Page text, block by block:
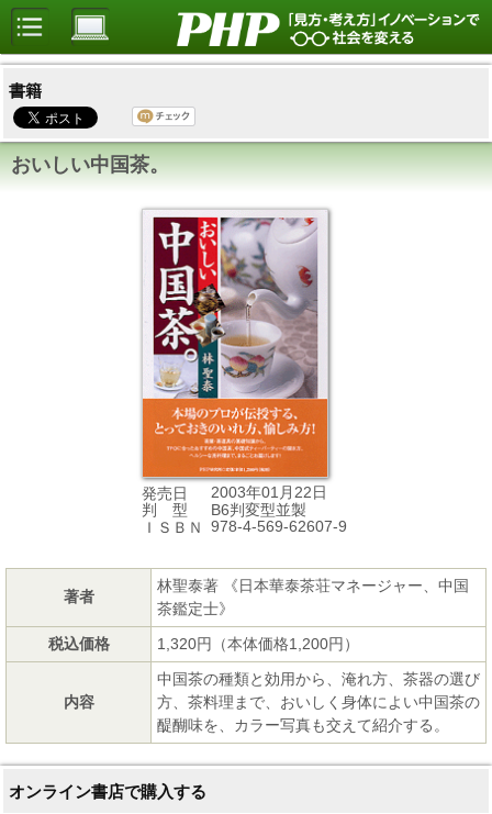
書籍
おいしい中国茶。
発売日
2003年01月22日
判 型
B6判変型並製
ＩＳＢＮ
978-4-569-62607-9
著者
林聖泰著 《日本華泰茶荘マネージャー、中国
茶鑑定士》
税込価格
1,320円（本体価格1,200円）
内容
中国茶の種類と効用から、淹れ方、茶器の選び
方、茶料理まで、おいしく身体によい中国茶の
醍醐味を、カラー写真も交えて紹介する。
オンライン書店で購入する